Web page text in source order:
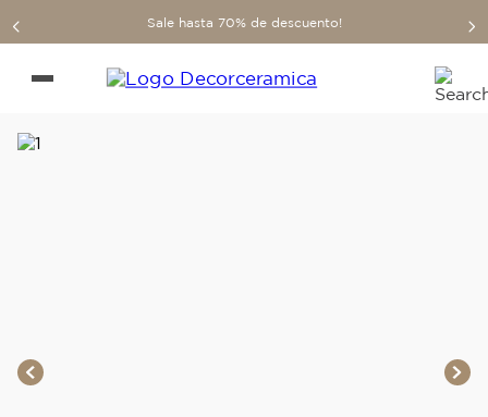
Sale hasta 70% de descuento!